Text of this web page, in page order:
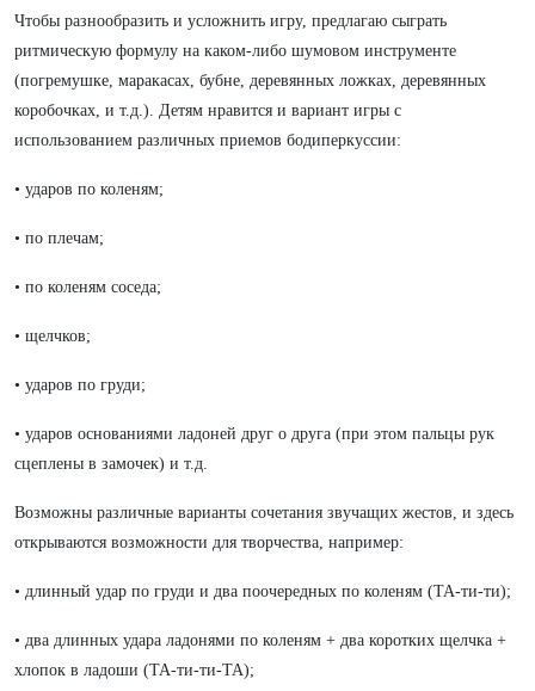
Чтобы разнообразить и усложнить игру, предлагаю сыграть
ритмическую формулу на каком-либо шумовом инструменте
(погремушке, маракасах, бубне, деревянных ложках, деревянных
коробочках, и т.д.). Детям нравится и вариант игры с
использованием различных приемов бодиперкуссии:
• ударов по коленям;
• по плечам;
• по коленям соседа;
• щелчков;
• ударов по груди;
• ударов основаниями ладоней друг о друга (при этом пальцы рук
сцеплены в замочек) и т.д.
Возможны различные варианты сочетания звучащих жестов, и здесь
открываются возможности для творчества, например:
• длинный удар по груди и два поочередных по коленям (ТА-ти-ти);
• два длинных удара ладонями по коленям + два коротких щелчка +
хлопок в ладоши (ТА-ти-ти-ТА);